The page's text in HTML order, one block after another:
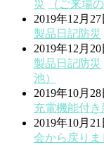
災
（ご来場
2019年12月27
製品 日記防災
2019年12月20
製品 日記防災
池）
2019年10月28
充電機能付き
2019年10月21
会から戻りま